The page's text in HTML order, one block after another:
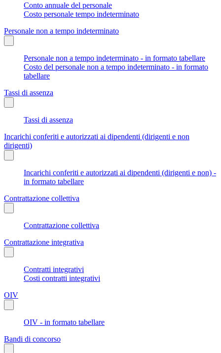
Conto annuale del personale
Costo personale tempo indeterminato
Personale non a tempo indeterminato
Personale non a tempo indeterminato - in formato tabellare
Costo del personale non a tempo indeterminato - in formato
tabellare
Tassi di assenza
Tassi di assenza
Incarichi conferiti e autorizzati ai dipendenti (dirigenti e non
dirigenti)
Incarichi conferiti e autorizzati ai dipendenti (dirigenti e non) -
in formato tabellare
Contrattazione collettiva
Contrattazione collettiva
Contrattazione integrativa
Contratti integrativi
Costi contratti integrativi
OIV
OIV - in formato tabellare
Bandi di concorso